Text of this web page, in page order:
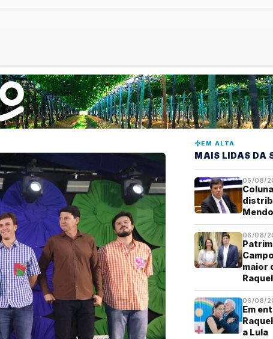
EM ALTA
MAIS LIDAS DA
05/08/
06/08/
maior
06/08/
Em
a Lula